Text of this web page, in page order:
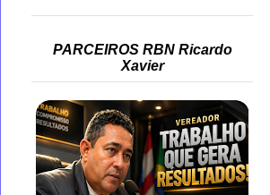
PARCEIROS RBN Ricardo
Xavier